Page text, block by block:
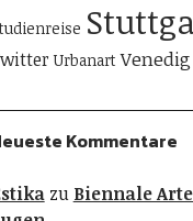
Urbanart Venedig
Kommentare
zu Biennale